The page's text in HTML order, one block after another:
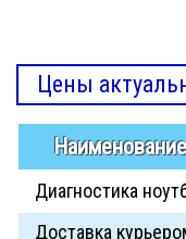
Цены
Диагностика
Доставка